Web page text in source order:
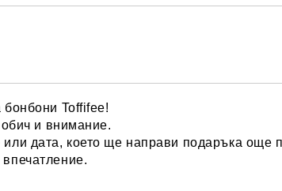
бонбони Toffifee!
и внимание.
дата, което ще направи подаръка още